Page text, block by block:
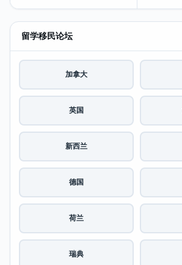
留学移民论坛
加拿大
英国
新西兰
德国
荷兰
瑞典